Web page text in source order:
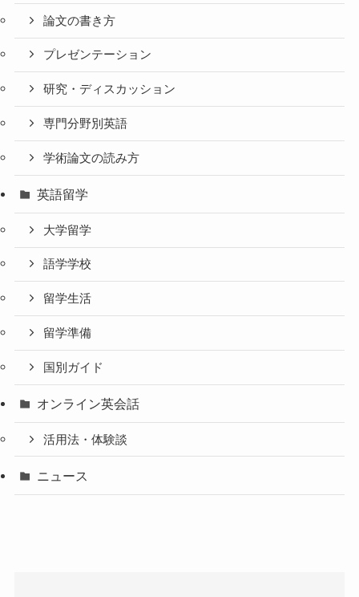
論文の書き方
プレゼンテーション
研究・ディスカッション
専門分野別英語
学術論文の読み方
英語留学
大学留学
語学学校
留学生活
留学準備
国別ガイド
オンライン英会話
活用法・体験談
ニュース